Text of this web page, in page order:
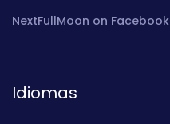
NextFullMoon on Facebook
Idiomas